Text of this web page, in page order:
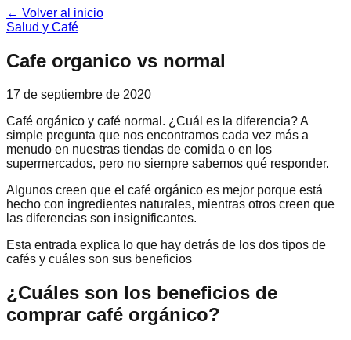
← Volver al inicio
Salud y Café
Cafe organico vs normal
17 de septiembre de 2020
Café orgánico y café normal. ¿Cuál es la diferencia? A
simple pregunta que nos encontramos cada vez más a
menudo en nuestras tiendas de comida o en los
supermercados, pero no siempre sabemos qué responder.
Algunos creen que el café orgánico es mejor porque está
hecho con ingredientes naturales, mientras otros creen que
las diferencias son insignificantes.
Esta entrada explica lo que hay detrás de los dos tipos de
cafés y cuáles son sus beneficios
¿Cuáles son los beneficios de
comprar café orgánico?